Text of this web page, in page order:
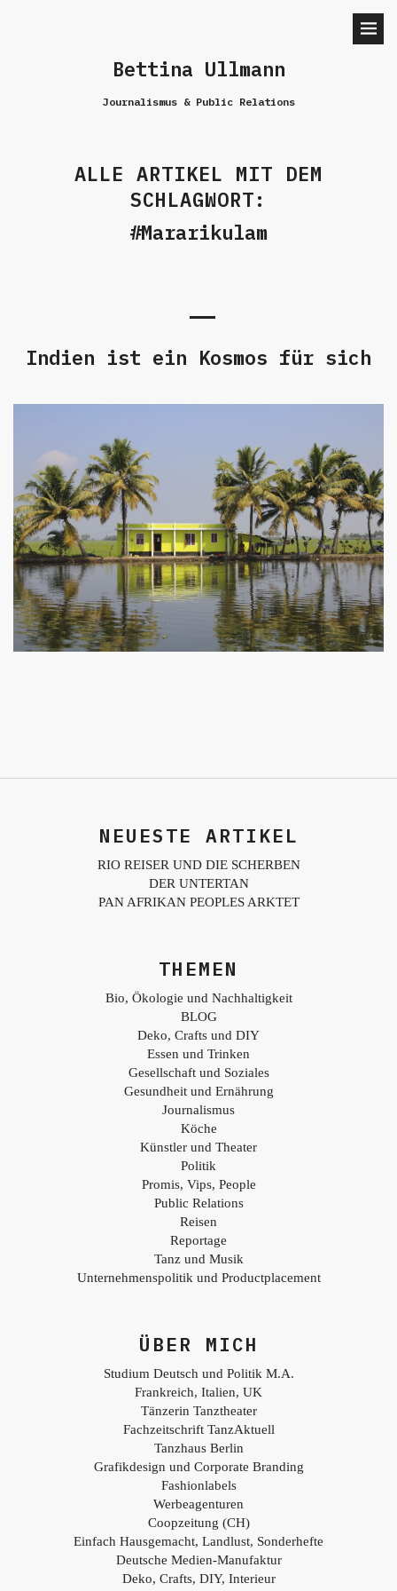
Bettina Ullmann
Journalismus & Public Relations
ALLE ARTIKEL MIT DEM
SCHLAGWORT:
Mararikulam
Indien ist ein Kosmos für sich
NEUESTE ARTIKEL
RIO REISER UND DIE SCHERBEN
DER UNTERTAN
PAN AFRIKAN PEOPLES ARKTET
THEMEN
Bio, Ökologie und Nachhaltigkeit
BLOG
Deko, Crafts und DIY
Essen und Trinken
Gesellschaft und Soziales
Gesundheit und Ernährung
Journalismus
Köche
Künstler und Theater
Politik
Promis, Vips, People
Public Relations
Reisen
Reportage
Tanz und Musik
Unternehmenspolitik und Productplacement
ÜBER MICH
Studium Deutsch und Politik M.A.
Frankreich, Italien, UK
Tänzerin Tanztheater
Fachzeitschrift TanzAktuell
Tanzhaus Berlin
Grafikdesign und Corporate Branding
Fashionlabels
Werbeagenturen
Coopzeitung (CH)
Einfach Hausgemacht, Landlust, Sonderhefte
Deutsche Medien-Manufaktur
Deko, Crafts, DIY, Interieur